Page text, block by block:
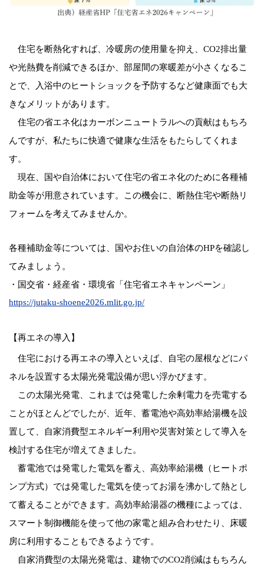
住宅を断熱化すれば、冷暖房の使用量を抑え、CO2排出量
や光熱費を削減できるほか、部屋間の寒暖差が小さくなるこ
とで、入浴中のヒートショックを予防するなど健康面でも大
きなメリットがあります。
住宅の省エネ化はカーボンニュートラルへの貢献はもちろ
んですが、私たちに快適で健康な生活をもたらしてくれま
す。
現在、国や自治体において住宅の省エネ化のために各種補
助金等が用意されています。この機会に、断熱住宅や断熱リ
フォームを考えてみませんか。
各種補助金等については、国やお住いの自治体のHPを確認し
てみましょう。
・国交省・経産省・環境省「住宅省エネキャンペーン」
https://jutaku-shoene2026.mlit.go.jp/
【再エネの導入】
住宅における再エネの導入といえば、自宅の屋根などにパ
ネルを設置する太陽光発電設備が思い浮かびます。
この太陽光発電、これまでは発電した余剰電力を売電する
ことがほとんどでしたが、近年、蓄電池や高効率給湯機を設
置して、自家消費型エネルギー利用や災害対策として導入を
検討する住宅が増えてきました。
蓄電池では発電した電気を蓄え、高効率給湯機（ヒートポ
ンプ方式）では発電した電気を使ってお湯を沸かして熱とし
て蓄えることができます。高効率給湯器の機種によっては、
スマート制御機能を使って他の家電と組み合わせたり、床暖
房に利用することもできるようです。
自家消費型の太陽光発電は、建物でのCO2削減はもちろん